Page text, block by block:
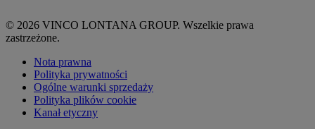
© 2026 VINCO LONTANA GROUP. Wszelkie prawa
zastrzeżone.
Nota prawna
Polityka prywatności
Ogólne warunki sprzedaży
Polityka plików cookie
Kanał etyczny